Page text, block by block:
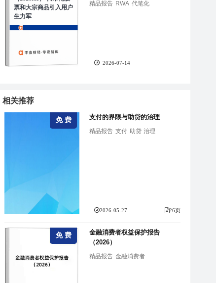
票和大宗商品引入用户
生力军
精品报告 RWA 代笔化
2026-07-14
相关推荐
免 费 支付的界限与助贷的治理
精品报告 支付 助贷 治理
2026-05-27 26页
免 费
金融消费者权益保护报告
（2026）
精品报告 金融消费者